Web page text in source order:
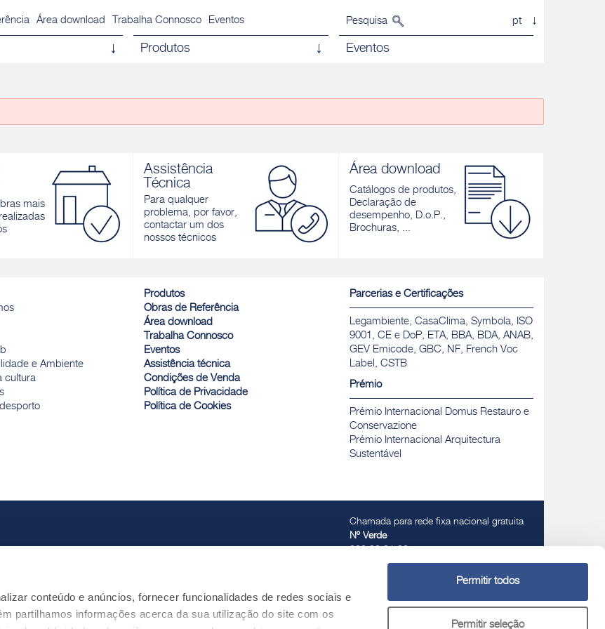
conteúdo e anúncios, fornecer funcionalidades de redes sociais e
partilhamos informações acerca da sua utilização do site com os
Permitir todos
Permitir seleção
Área download Trabalha Connosco Eventos Pesquisa pt
Produtos Eventos
mais
Assistência
Técnica
Para qualquer
problema, por favor,
contactar um dos
nossos técnicos
Área download
Catálogos de produtos,
Declaração de
desempenho, D.o.P.,
Brochuras, ...
e Ambiente
cultura
Produtos
Obras de Referência
Área download
Trabalha Connosco
Eventos
Assistência técnica
Condições de Venda
Política de Privacidade
Política de Cookies
Parcerias e Certificações
Legambiente, CasaClima, Symbola, ISO
9001, CE e DoP, ETA, BBA, BDA, ANAB,
GEV Emicode, GBC, NF, French Voc
Label, CSTB
Prémio
Prémio Internacional Domus Restauro e
Conservazione
Prémio Internacional Arquitectura
Sustentável
Chamada para rede fixa nacional gratuita
Nº Verde